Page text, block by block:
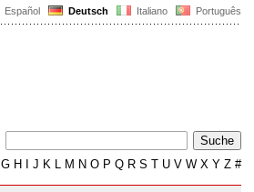
Español Deutsch Italiano Português
G H J K L M N O P Q R S T U V W X Y Z #